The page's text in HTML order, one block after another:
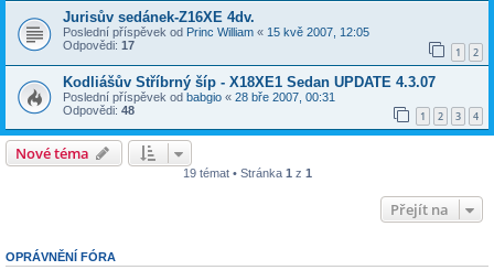
Jurisův sedánek-Z16XE 4dv.
Poslední příspěvek od Princ William « 15 kvě 2007, 12:05
Odpovědi: 17 1 2
Kodliášův Stříbrný šíp - X18XE1 Sedan UPDATE 4.3.07
Poslední příspěvek od babgio « 28 bře 2007, 00:31
Odpovědi: 48 1 2 3 4
Nové téma
19 témat • Stránka 1 z 1
Přejít na
OPRÁVNĚNÍ FÓRA